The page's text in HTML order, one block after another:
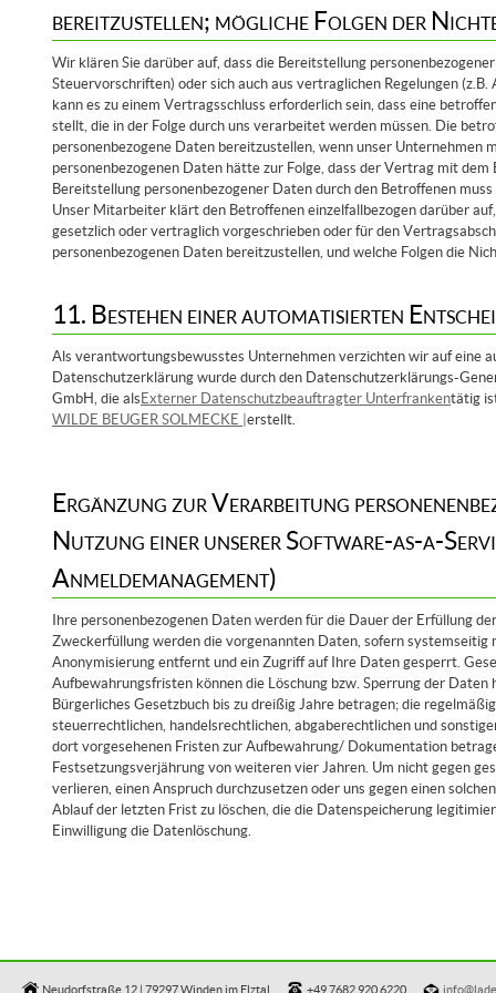
bereitzustellen; mögliche Folgen der
Wir klären Sie darüber auf, dass die Bereitstellung
Steuervorschriften) oder sich auch aus vertraglichen Regelungen
kann es zu einem Vertragsschluss erforderlich sein, dass eine
stellt, die in der Folge durch uns verarbeitet werden müssen. Die
personenbezogene Daten bereitzustellen, wenn unser
personenbezogenen Daten hätte zur Folge, dass der Vertrag mit
Bereitstellung personenbezogener Daten durch den Betroffenen
Unser Mitarbeiter klärt den Betroffenen einzelfallbezogen darüber
gesetzlich oder vertraglich vorgeschrieben oder für den
personenbezogenen Daten bereitzustellen, und welche Folgen die
11. Bestehen einer automatisierten
Als verantwortungsbewusstes Unternehmen verzichten wir auf eine
Datenschutzerklärung wurde durch den Datenschutzerklärungs-
GmbH, die als Externer Datenschutzbeauftragter Unterfrankentätig
WILDE BEUGER SOLMECKE | erstellt.
Ergänzung zur Verarbeitung
Nutzung einer unserer Software-as-a-
Anmeldemanagement)
Ihre personenbezogenen Daten werden für die Dauer der Erfüllung
Zweckerfüllung werden die vorgenannten Daten, sofern systemseitig
Anonymisierung entfernt und ein Zugriff auf Ihre Daten gesperrt.
Aufbewahrungsfristen können die Löschung bzw. Sperrung der
Bürgerliches Gesetzbuch bis zu dreißig Jahre betragen; die
steuerrechtlichen, handelsrechtlichen, abgaberechtlichen und
dort vorgesehenen Fristen zur Aufbewahrung/ Dokumentation
Festsetzungsverjährung von weiteren vier Jahren. Um nicht gegen
verlieren, einen Anspruch durchzusetzen oder uns gegen einen
Ablauf der letzten Frist zu löschen, die die Datenspeicherung
Einwilligung die Datenlöschung.
Neudorfstraße 12 | 79297 Winden im Elztal +49 7682 920 6220